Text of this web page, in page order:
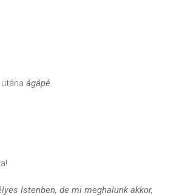
utána ágápé.
Istenben, de mi meghalunk akkor,